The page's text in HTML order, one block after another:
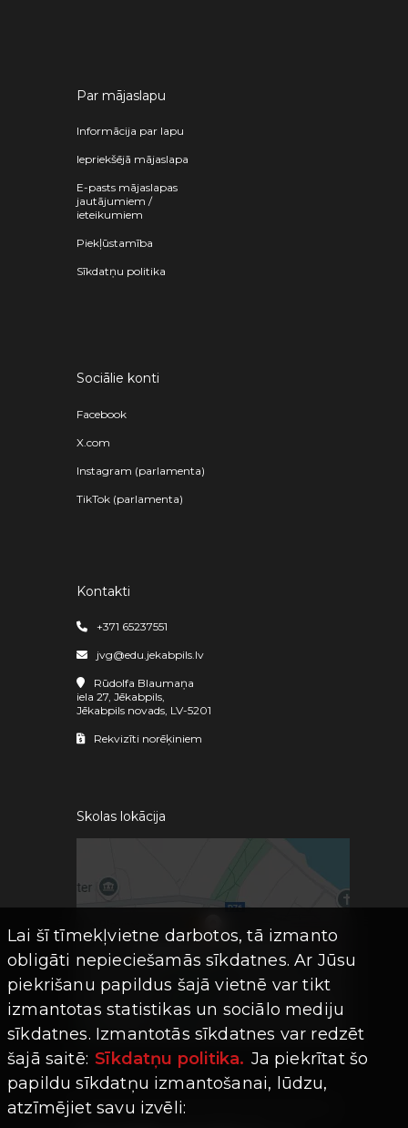
Par mājaslapu
Informācija par lapu
Iepriekšējā mājaslapa
E-pasts mājaslapas
jautājumiem /
ieteikumiem
Piekļūstamība
Sīkdatņu politika
Sociālie konti
Facebook
X.com
Instagram (parlamenta)
TikTok (parlamenta)
Kontakti
+371 65237551
jvg@edu.jekabpils.lv
Rūdolfa Blaumaņa
iela 27, Jēkabpils,
Jēkabpils novads, LV-5201
Rekvizīti norēķiniem
Skolas lokācija
Lai šī tīmekļvietne darbotos, tā izmanto
obligāti nepieciešamās sīkdatnes. Ar Jūsu
piekrišanu papildus šajā vietnē var tikt
izmantotas statistikas un sociālo mediju
sīkdatnes. Izmantotās sīkdatnes var redzēt
šajā saitē: Sīkdatņu politika. Ja piekrītat šo
papildu sīkdatņu izmantošanai, lūdzu,
atzīmējiet savu izvēli: